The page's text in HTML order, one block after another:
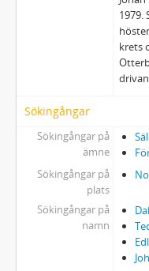
1979.
krets
Sökingångar
Sökingångar på
ämne
Sökingångar på
plats
Sökingångar på
namn